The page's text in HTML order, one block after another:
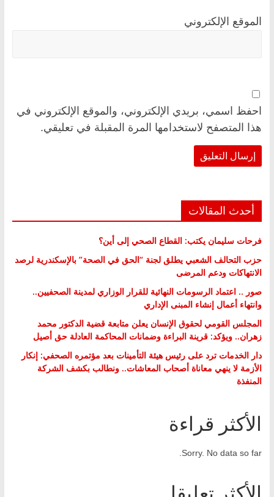
الموقع الإلكتروني
احفظ اسمي، بريدي الإلكتروني، والموقع الإلكتروني في
هذا المتصفح لاستخدامها المرة المقبلة في تعليقي.
أحدث المقالات
فرحات سليمان يكتب: القطاع الصحي إلى أين؟
حزب التحالف الشعبي يطلق لجنة “الحق في الصحة” بالإسكندرية لرصد
الانتهاكات ودعم المرضى
صور .. اعتماد الرسومات النهائية للقرار الوزاري لمدينة الصحفيين..
وانتهاء أعمال إنشاء المبنى الإداري
المجلس القومي لحقوق الإنسان يعلن متابعة قضية الدكتور محمد
زهران.. ويؤكد: قرينة البراءة وضمانات المحاكمة العادلة حق أصيل
دار الخدمات ترد على رئيس هيئة التأمينات بعد مؤتمره الصحفي: إنكار
الأزمة لا ينهي معاناة أصحاب المعاشات.. ونطالب بكشف الشركة
المنفذة
الأكثر قراءة
Sorry. No data so far.